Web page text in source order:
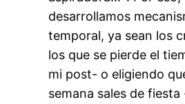
desarrollamos
temporal, ya sean los
los que se pierde el
mi post- o eligiendo
semana sales de